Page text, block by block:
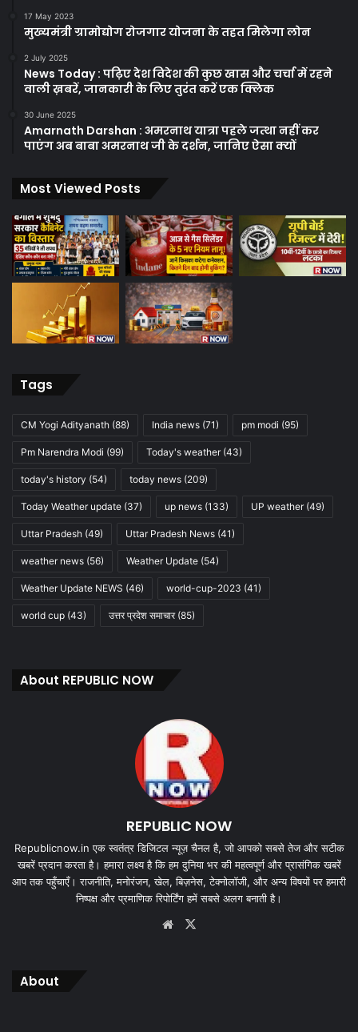
17 May 2023
मुख्यमंत्री ग्रामोद्योग रोजगार योजना के तहत मिलेगा लोन
2 July 2025
News Today : पढ़िए देश विदेश की कुछ खास और चर्चा में रहने
वाली ख़बरें, जानकारी के लिए तुरंत करें एक क्लिक
30 June 2025
Amarnath Darshan : अमरनाथ यात्रा पहले जत्था नहीं कर
पाएंग अब बाबा अमरनाथ जी के दर्शन, जानिए ऐसा क्यों
Most Viewed Posts
Tags
CM Yogi Adityanath (88) India news (71) pm modi (95)
Pm Narendra Modi (99) Today's weather(43)
today's history (54) today news (209)
Today Weather update (37) up news (133) UP weather(49)
Uttar Pradesh (49) Uttar Pradesh News (41)
weather news (56) Weather Update (54)
Weather Update NEWS (46) world-cup-2023 (41)
world cup (43) उत्तर प्रदेश समाचार(85)
About REPUBLIC NOW
REPUBLIC NOW
Republicnow.in एक स्वतंत्र डिजिटल न्यूज़ चैनल है, जो आपको सबसे तेज और सटीक
खबरें प्रदान करता है। हमारा लक्ष्य है कि हम दुनिया भर की महत्वपूर्ण और प्रासंगिक खबरें
आप तक पहुँचाएँ। राजनीति, मनोरंजन, खेल, बिज़नेस, टेक्नोलॉजी, और अन्य विषयों पर हमारी
निष्पक्ष और प्रमाणिक रिपोर्टिंग हमें सबसे अलग बनाती है।
Website
About